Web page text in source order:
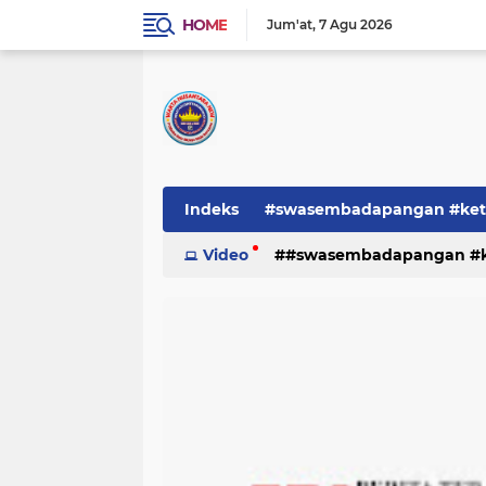
HOME Jum'at 7 Agu 2026
Indeks #swasembadapangan
Pemerintah PEMERINTAHAN
Video #swasembadapangan